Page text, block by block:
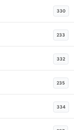
330
233
332
235
334